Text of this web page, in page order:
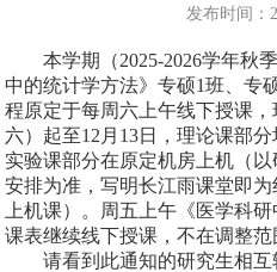
发布时间：
本学期（2025-2026学年秋
中的统计学方法》专硕1班、专
程原定于每周六上午线下授课
六）起至12月13日，理论课部
实验课部分在原定机房上机（
安排为准，写明长江雨课堂即
上机课）。周五上午《医学科
课表继续线下授课，不在调整范
请看到此通知的研究生相互